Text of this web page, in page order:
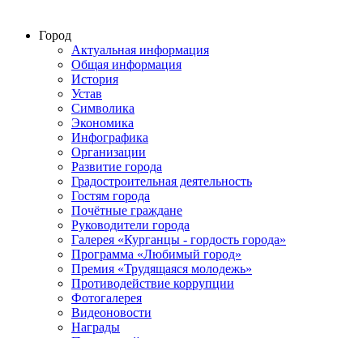
Город
Актуальная информация
Общая информация
История
Устав
Символика
Экономика
Инфографика
Организации
Развитие города
Градостроительная деятельность
Гостям города
Почётные граждане
Руководители города
Галерея «Курганцы - гордость города»
Программа «Любимый город»
Премия «Трудящаяся молодежь»
Противодействие коррупции
Фотогалерея
Видеоновости
Награды